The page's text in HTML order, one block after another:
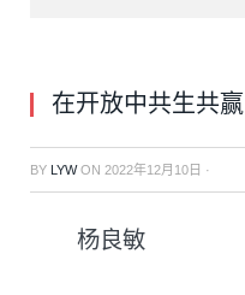
在开放中共生共赢
BY LYWON 2022年12月10日 ·
杨良敏